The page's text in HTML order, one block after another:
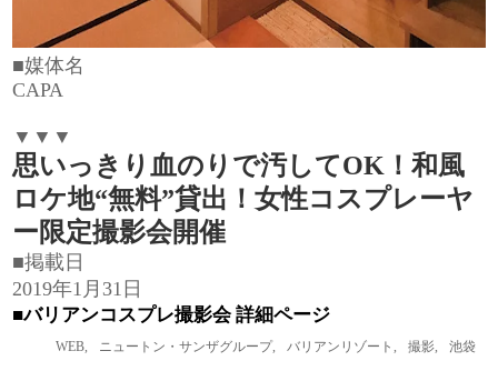
■媒体名
CAPA
▼▼▼
思いっきり血のりで汚してOK！和風
ロケ地“無料”貸出！女性コスプレーヤ
ー限定撮影会開催
■掲載日
2019年1月31日
■バリアンコスプレ撮影会 詳細ページ
WEB ニュートン・サンザグループ, バリアンリゾート 撮影 池袋